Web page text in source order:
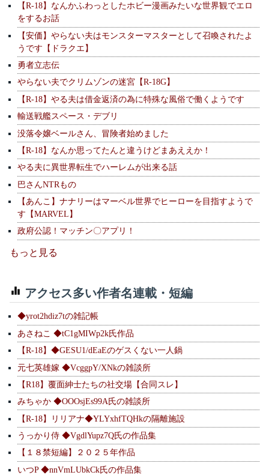
【R-18】なんかふわっとしたホビー漫画みたいな世界観でエロ
をするお話
【安価】やらない夫はモンスターマスターとして召喚されたよ
うです【ドラクエ】
勇者立志伝
やらない夫でクリムゾンの迷宮【R-18G】
【R-18】やる夫は借金返済の為に特殊な風俗で働くようです
輸送戦艦スペース・デブリ
没落令嬢ベールさん、冒険者始めました
【R-18】なんか思ってたんと違うけどまあええか！
やる夫に異世界転生でハーレムが出来る話
巴さんNTRもの
【あんこ】ナナリーはマーベル世界でヒーローを目指すようで
す【MARVEL】
政府公認！マッチン〇アプリ！
もっと見る
アクセス多い作者名連載・短編
◆yrot2hdiz7tの雑記帳
あさねこ ◆tC1gMIWp2k氏作品
【R-18】◆GESU1/dEaEのゲスくない一人鍋
元七英雄嫁 ◆VcggpY/XNkの雑談所
【R18】覆面紳士たちの社交場【合同スレ】
みちゃか ◆OOOsjEs99A氏の雑談所
【R-18】リリアナ◆YLYxhfTQHkの隔離施設
うっかり侍 ◆VgdlYupz7Q氏の作品集
【１８禁短編】２０２５年作品
いつP ◆nnVmLUbkCk氏の作品集